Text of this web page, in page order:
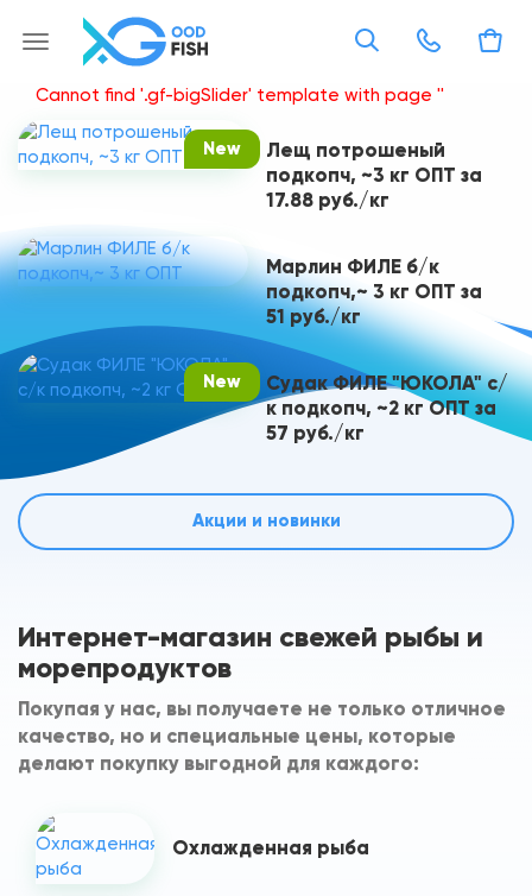
Cannot find '.gf-bigSlider' template with page ''
New
Лещ потрошеный
подкопч, ~3 кг ОПT за
17.88 руб./кг
Марлин ФИЛЕ б/к
подкопч,~ 3 кг ОПТ за
51 руб./кг
New
Судак ФИЛЕ "ЮКОЛА" с/
к подкопч, ~2 кг ОПТ за
57 руб./кг
Акции и новинки
Интернет-магазин свежей рыбы и
морепродуктов
Покупая у нас, вы получаете не только отличное
качество, но и специальные цены, которые
делают покупку выгодной для каждого:
Охлажденная рыба